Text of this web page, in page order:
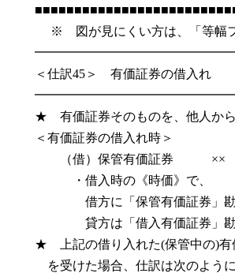
※ 図が見にくい方は、「等幅フ
＜仕訳45＞ 有価証券の借入れ
★ 有価証券そのものを、他人から
＜有価証券の借入れ時＞
（借）保管有価証券 ××
・借入時の《時価》で、
借方に「保管有価証券」勘定
貸方は「借入有価証券」勘定
★ 上記の借り入れた(保管中の)有
を受けた場合、仕訳は次のように